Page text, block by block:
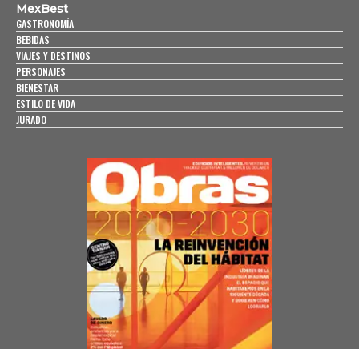
MexBest
GASTRONOMÍA
BEBIDAS
VIAJES Y DESTINOS
PERSONAJES
BIENESTAR
ESTILO DE VIDA
JURADO